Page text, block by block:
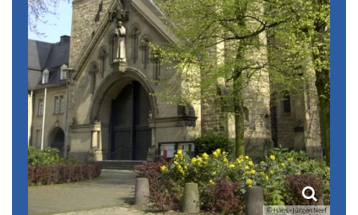
© Hans-Jürgen Neef